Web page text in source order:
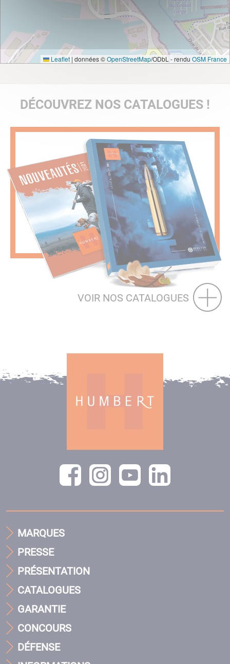
Leaflet | données ©OpenStreetMap/ODbL - rendu OSM France
DÉCOUVREZ NOS CATALOGUES !
VOIR NOS CATALOGUES
MARQUES
PRESSE
PRÉSENTATION
CATALOGUES
GARANTIE
CONCOURS
DÉFENSE